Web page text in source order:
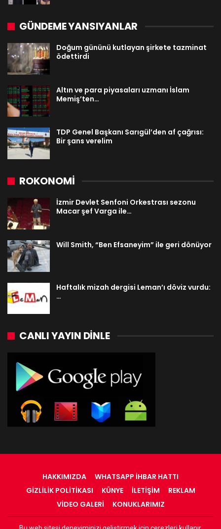
GÜNDEME YANSIYANLAR
Doğum gününü kutlayan şirkete tazminat
ödettirdi
Altın ve para piyasaları uzmanı İslam
Memiş’ten…
TDP Genel Başkanı Sarıgül’den af çağrısı:
Bir şans verelim
ROKONOMİ
İzmir Devlet Senfoni Orkestrası sezonu
Macar şef Varga ile…
Will Smith, “Ben Efsaneyim” ile geri dönüyor
Haftalık mizah dergisi Leman’ı döviz vurdu:
…
CANLI YAYIN DINLE
HAKKIMIZDA
WHATSAPP İHBAR HATTI
GIZLILIK POLITIKASI
KÜNYE İLETIŞIM
REKLAM
VIDEO GALERI
KONUKLARIMIZ